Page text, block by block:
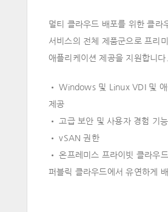
멀티 클라우드 배포를 위한 클라
서비스의 전체 제품군으로 프리
애플리케이션 제공을 지원합니다.
• Windows 및 Linux VDI 및 애
제공
• 고급 보안 및 사용자 경험 기능
• vSAN 권한
• 온프레미스 프라이빗 클라우
퍼블릭 클라우드에서 유연하게